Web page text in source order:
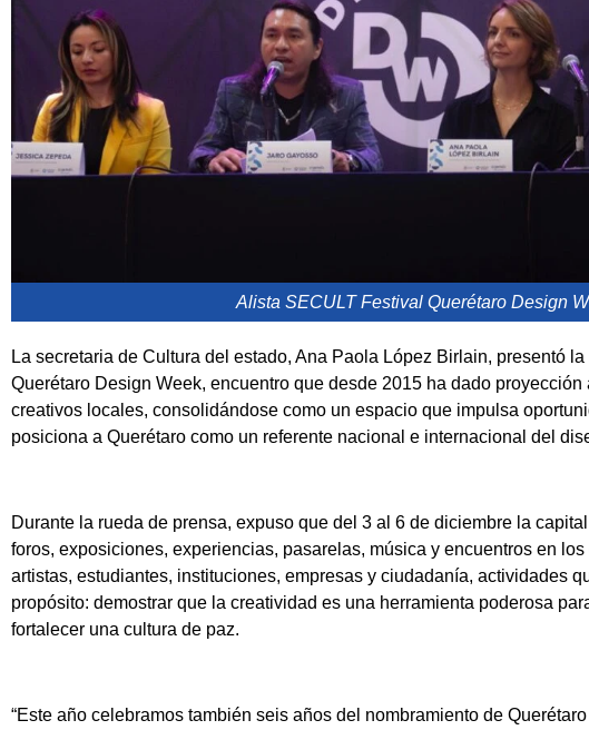
Alista SECULT Festival Querétaro Design
La secretaria de Cultura del estado, Ana Paola López Birlain, presentó
Querétaro Design Week, encuentro que desde 2015 ha dado proyección
creativos locales, consolidándose como un espacio que impulsa
posiciona a Querétaro como un referente nacional e internacional del
Durante la rueda de prensa, expuso que del 3 al 6 de diciembre la
foros, exposiciones, experiencias, pasarelas, música y encuentros en
artistas, estudiantes, instituciones, empresas y ciudadanía, actividades
propósito: demostrar que la creatividad es una herramienta poderosa
fortalecer una cultura de paz.
“Este año celebramos también seis años del nombramiento de